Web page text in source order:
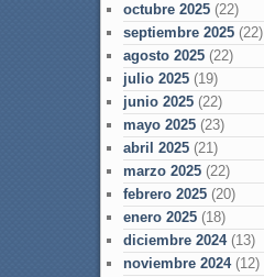
octubre 2025(22)
septiembre 2025(22)
agosto 2025(22)
julio 2025(19)
junio 2025(22)
mayo 2025(23)
abril 2025(21)
marzo 2025(22)
febrero 2025(20)
enero 2025(18)
diciembre 2024(13)
noviembre 2024(12)